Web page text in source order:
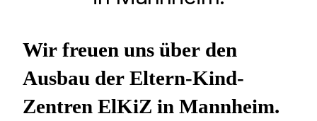
Wir freuen uns über den
Ausbau der Eltern-Kind-
Zentren ElKiZ in Mannheim.